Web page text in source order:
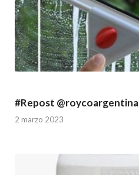
#Repost @roycoargentina
2 marzo 2023